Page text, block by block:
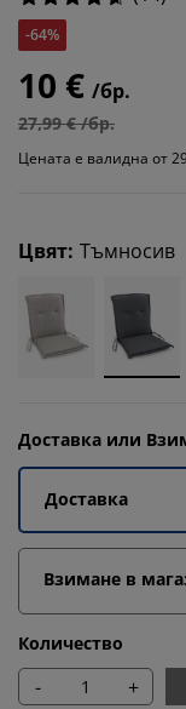
-64%
10 € /бр.
27,99 € /бр.
Цената е валидна от
Цвят: Тъмносив
Доставка или
Доставка
Взимане в
Количество
- +